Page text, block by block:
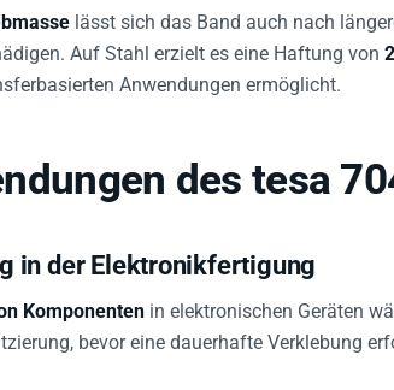
lässt sich das Band auch nach
Auf Stahl erzielt es eine Haftung von
Anwendungen ermöglicht.
des tesa
in der Elektronikfertigung
Komponenten in elektronischen Geräten
bevor eine dauerhafte Verklebung